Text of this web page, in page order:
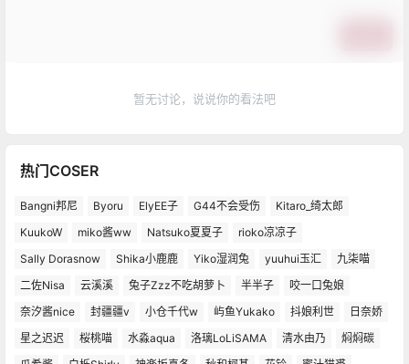
暂无讨论，说说你的看法吧
热门COSER
Bangni邦尼 Byoru ElyEE子 G44不会受伤
Kitaro_绮太郎
KuukoW
miko酱ww Natsuko夏夏子
rioko凉凉子
Sally Dorasnow
Shika小鹿鹿 Yiko湿润兔 yuuhui玉汇
九柒喵
二佐Nisa
云溪溪 兔子Zzz不吃胡萝卜 半半子
咬一口兔娘
奈汐酱nice
封疆疆v 小仓千代w 屿鱼Yukako 抖娘利世
日奈娇
星之迟迟
桜桃喵 水淼aqua 洛璃LoLiSAMA 清水由乃
焖焖碳